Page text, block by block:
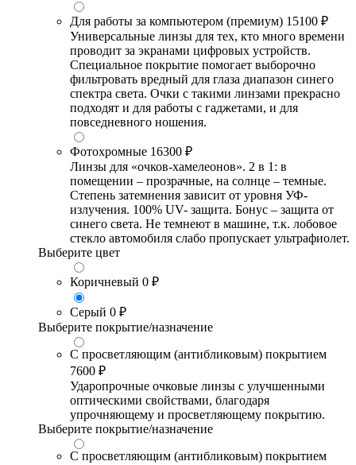
Для работы за компьютером (премиум) 15100 ₽
Универсальные линзы для тех, кто много времени
проводит за экранами цифровых устройств.
Специальное покрытие помогает выборочно
фильтровать вредный для глаза диапазон синего
спектра света. Очки с такими линзами прекрасно
подходят и для работы с гаджетами, и для
повседневного ношения.
Фотохромные 16300 ₽
Линзы для «очков-хамелеонов». 2 в 1: в
помещении – прозрачные, на солнце – темные.
Степень затемнения зависит от уровня УФ-
излучения. 100% UV- защита. Бонус – защита от
синего света. Не темнеют в машине, т.к. лобовое
стекло автомобиля слабо пропускает ультрафиолет.
Выберите цвет
Коричневый 0 ₽
Серый 0 ₽
Выберите покрытие/назначение
С просветляющим (антибликовым) покрытием
7600 ₽
Ударопрочные очковые линзы с улучшенными
оптическими свойствами, благодаря
упрочняющему и просветляющему покрытию.
Выберите покрытие/назначение
С просветляющим (антибликовым) покрытием